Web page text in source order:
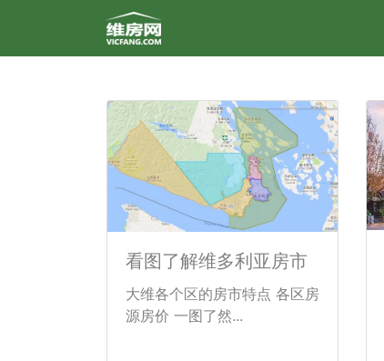
看图了解维多利亚房市
大维各个区的房市特点 各区房
源房价 一图了然...